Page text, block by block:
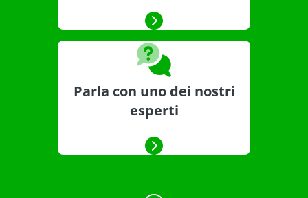
Parla con uno dei nostri
esperti